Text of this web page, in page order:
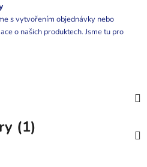
s vytvořením objednávky nebo
o našich produktech. Jsme tu pro
(1)